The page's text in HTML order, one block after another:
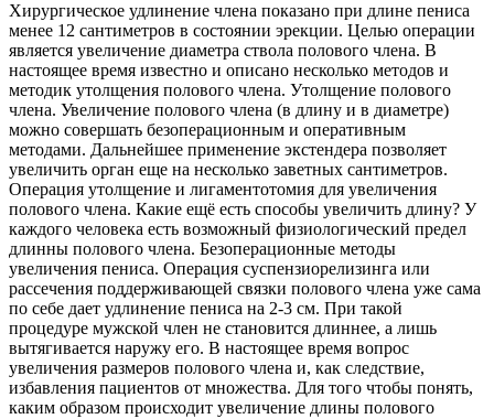
Хирургическое удлинение члена показано при длине пениса
менее 12 сантиметров в состоянии эрекции. Целью операции
является увеличение диаметра ствола полового члена. В
настоящее время известно и описано несколько методов и
методик утолщения полового члена. Утолщение полового
члена. Увеличение полового члена (в длину и в диаметре)
можно совершать безоперационным и оперативным
методами. Дальнейшее применение экстендера позволяет
увеличить орган еще на несколько заветных сантиметров.
Операция утолщение и лигаментотомия для увеличения
полового члена. Какие ещё есть способы увеличить длину? У
каждого человека есть возможный физиологический предел
длинны полового члена. Безоперационные методы
увеличения пениса. Операция суспензиорелизинга или
рассечения поддерживающей связки полового члена уже сама
по себе дает удлинение пениса на 2-3 см. При такой
процедуре мужской член не становится длиннее, а лишь
вытягивается наружу его. В настоящее время вопрос
увеличения размеров полового члена и, как следствие,
избавления пациентов от множества. Для того чтобы понять,
каким образом происходит увеличение длины полового